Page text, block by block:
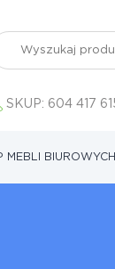
SKUP: 604 417
MEBLI BIUROWYCH